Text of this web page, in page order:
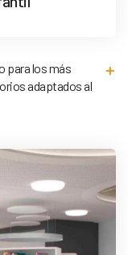
para los más
adaptados al